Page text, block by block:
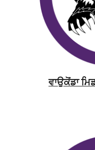
ਵਾਉਕੋਂਡਾ